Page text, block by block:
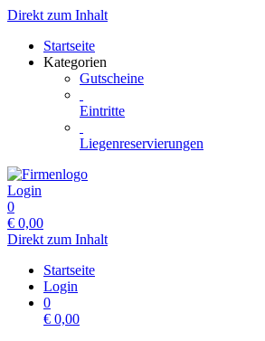
Direkt zum Inhalt
Startseite
Kategorien
Gutscheine
Eintritte
Liegenreservierungen
Login
0
€ 0,00
Direkt zum Inhalt
Startseite
Login
0
€ 0,00